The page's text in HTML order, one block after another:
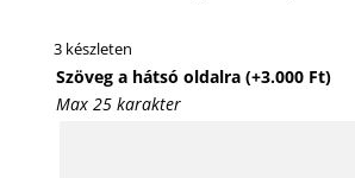
3 készleten
Szöveg a hátsó oldalra (+3.000 Ft)
Max 25 karakter